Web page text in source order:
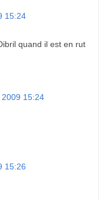
15:24
quand il est en rut
15:24
15:26